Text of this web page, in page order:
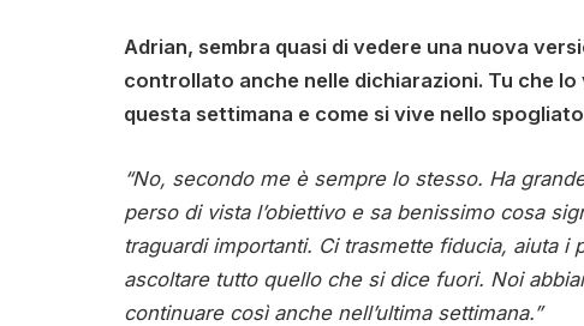
Adrian, sembra quasi di vedere una nuova
controllato anche nelle dichiarazioni. Tu che
questa settimana e come si vive nello
“No, secondo me è sempre lo stesso. Ha
perso di vista l’obiettivo e sa benissimo cosa
traguardi importanti. Ci trasmette fiducia, aiuta
ascoltare tutto quello che si dice fuori. Noi
continuare così anche nell’ultima settimana.”